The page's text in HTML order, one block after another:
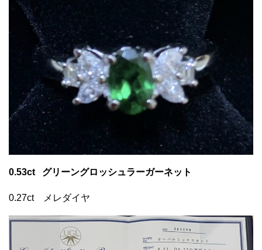
0.53ct グリーングロッシュラーガーネット
0.27ct メレダイヤ